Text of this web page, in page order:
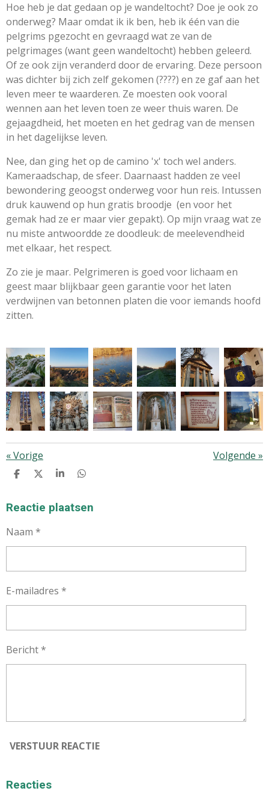
Hoe heb je dat gedaan op je wandeltocht? Doe je ook zo
onderweg? Maar omdat ik ik ben, heb ik één van die
pelgrims pgezocht en gevraagd wat ze van de
pelgrimages (want geen wandeltocht) hebben geleerd.
Of ze ook zijn veranderd door de ervaring. Deze persoon
was dichter bij zich zelf gekomen (????) en ze gaf aan het
leven meer te waarderen. Ze moesten ook vooral
wennen aan het leven toen ze weer thuis waren. De
gejaagdheid, het moeten en het gedrag van de mensen
in het dagelijkse leven.
Nee, dan ging het op de camino 'x' toch wel anders.
Kameraadschap, de sfeer. Daarnaast hadden ze veel
bewondering geoogst onderweg voor hun reis. Intussen
druk kauwend op hun gratis broodje (en voor het
gemak had ze er maar vier gepakt). Op mijn vraag wat ze
nu miste antwoordde ze doodleuk: de meelevendheid
met elkaar, het respect.
Zo zie je maar. Pelgrimeren is goed voor lichaam en
geest maar blijkbaar geen garantie voor het laten
verdwijnen van betonnen platen die voor iemands hoofd
zitten.
«Vorige Volgende »
D
E
N
D
L
S
R
E
D
E
N
Reactie plaatsen
Naam *
E-mailadres *
Bericht *
VERSTUUR REACTIE
Reacties